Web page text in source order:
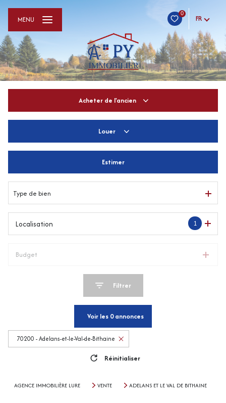
0
FR
MENU
Acheter de l'ancien
De l'immo pro
Louer
De l'immo pro
Estimer
Type de bien
1
Localisation
Budget
Filtrer
Voir les 0annonces
70200 - Adelans-et-le-Val-de-Bithaine
Réinitialiser
AGENCE IMMOBILIÈRE LURE VENTE ADELANS ET LE VAL DE BITHAINE